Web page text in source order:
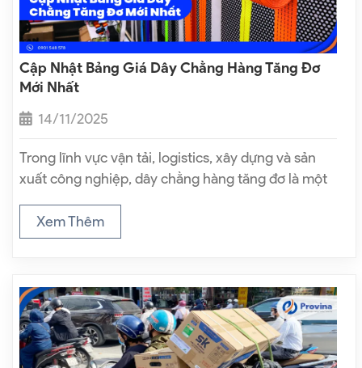
Cập Nhật Bảng Giá Dây Chằng Hàng Tăng Đơ
Mới Nhất
14/11/2025
Trong lĩnh vực vận tải, logistics, xây dựng và sản
xuất công nghiệp, dây chằng hàng tăng đơ là một
bảo vệ hàng hóa trong quá trình vận chuyển….
Xem Thêm